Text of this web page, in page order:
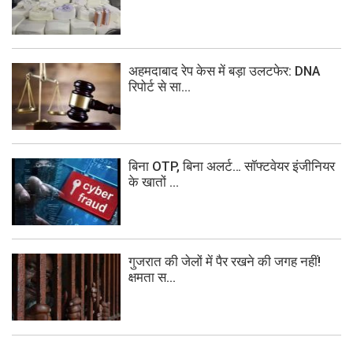
अहमदाबाद रेप केस में बड़ा उलटफेर: DNA
रिपोर्ट से सा...
बिना OTP, बिना अलर्ट… सॉफ्टवेयर इंजीनियर
के खातों ...
गुजरात की जेलों में पैर रखने की जगह नहीं!
क्षमता स...